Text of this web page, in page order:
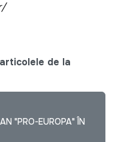
de la
"PRO-EUROPA" ÎN